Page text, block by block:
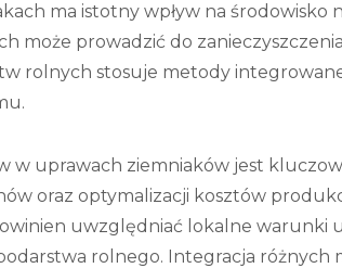
ma istotny wpływ na środowisko
może prowadzić do
rolnych stosuje metody
w uprawach ziemniaków jest
oraz optymalizacji kosztów
uwzględniać lokalne warunki
rolnego. Integracja różnych